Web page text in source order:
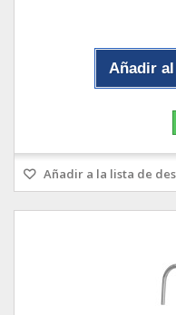
Añadir
Añadir a la lista de